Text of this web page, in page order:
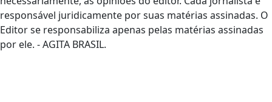
responsável juridicamente por suas matérias assinadas. O
Editor se responsabiliza apenas pelas matérias assinadas
por ele. - AGITA BRASIL.